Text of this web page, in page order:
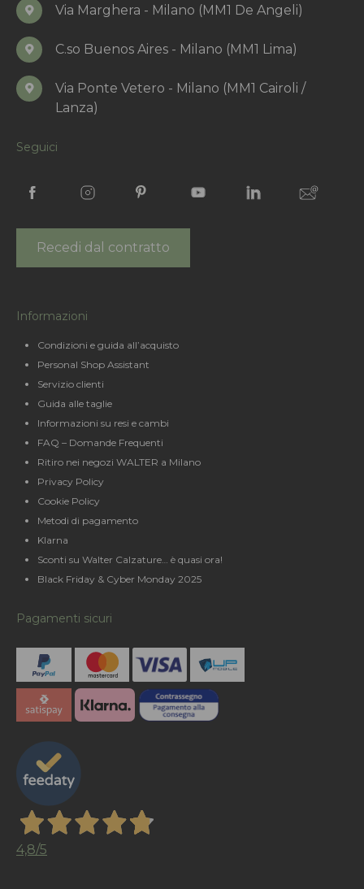
Via Marghera - Milano (MM1 De Angeli)
C.so Buenos Aires - Milano (MM1 Lima)
Via Ponte Vetero - Milano (MM1 Cairoli /
Lanza)
Seguici
Recedi dal contratto
Informazioni
Condizioni e guida all’acquisto
Personal Shop Assistant
Servizio clienti
Guida alle taglie
Informazioni su resi e cambi
FAQ – Domande Frequenti
Ritiro nei negozi WALTER a Milano
Privacy Policy
Cookie Policy
Metodi di pagamento
Klarna
Sconti su Walter Calzature… è quasi ora!
Black Friday & Cyber Monday 2025
Pagamenti sicuri
4,8/5